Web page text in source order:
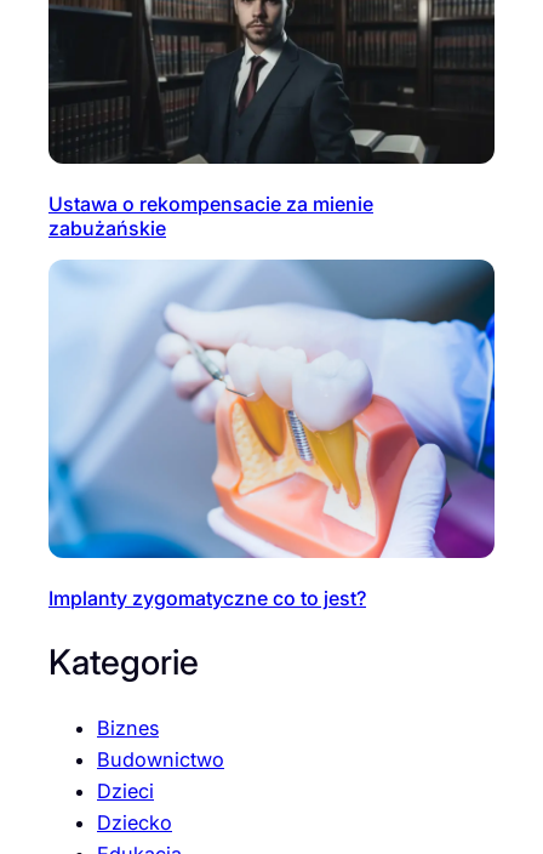
Ustawa o rekompensacie za mienie
zabużańskie
Implanty zygomatyczne co to jest?
Kategorie
Biznes
Budownictwo
Dzieci
Dziecko